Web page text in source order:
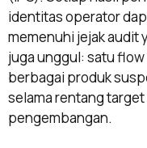
identitas operator
memenuhi jejak audit
juga unggul: satu
berbagai produk
selama rentang
pengembangan.